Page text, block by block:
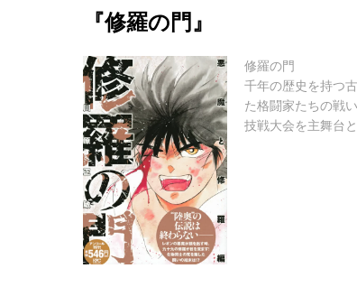
『修羅の門』
修羅の門
千年の歴史を持つ
た格闘家たちの戦
技戦大会を主舞台